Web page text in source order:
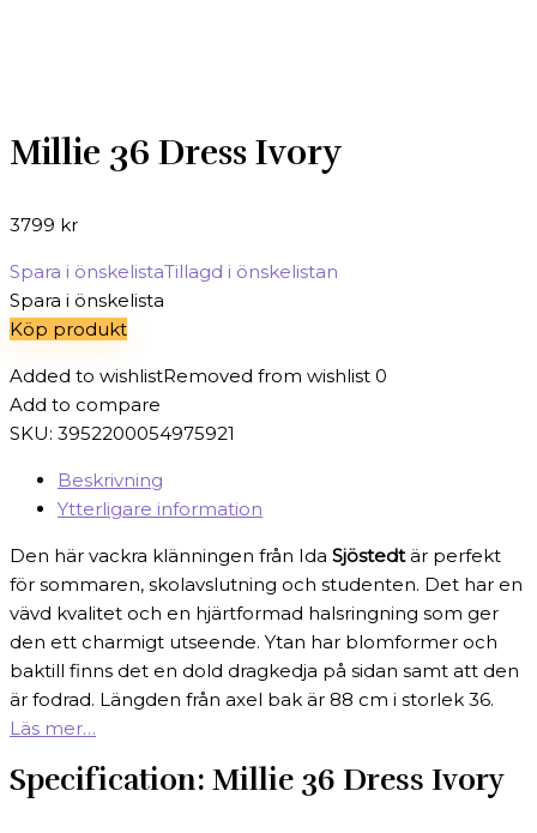
Millie 36 Dress Ivory
3799 kr
Spara i önskelistaTillagd i önskelistan
Spara i önskelista
Köp produkt
Added to wishlistRemoved from wishlist 0
Add to compare
SKU: 3952200054975921
Beskrivning
Ytterligare information
Den här vackra klänningen från Ida Sjöstedtär perfekt
för sommaren, skolavslutning och studenten. Det har en
vävd kvalitet och en hjärtformad halsringning som ger
den ett charmigt utseende. Ytan har blomformer och
baktill finns det en dold dragkedja på sidan samt att den
är fodrad. Längden från axel bak är 88 cm i storlek 36.
Läs mer…
Specification: Millie 36 Dress Ivory